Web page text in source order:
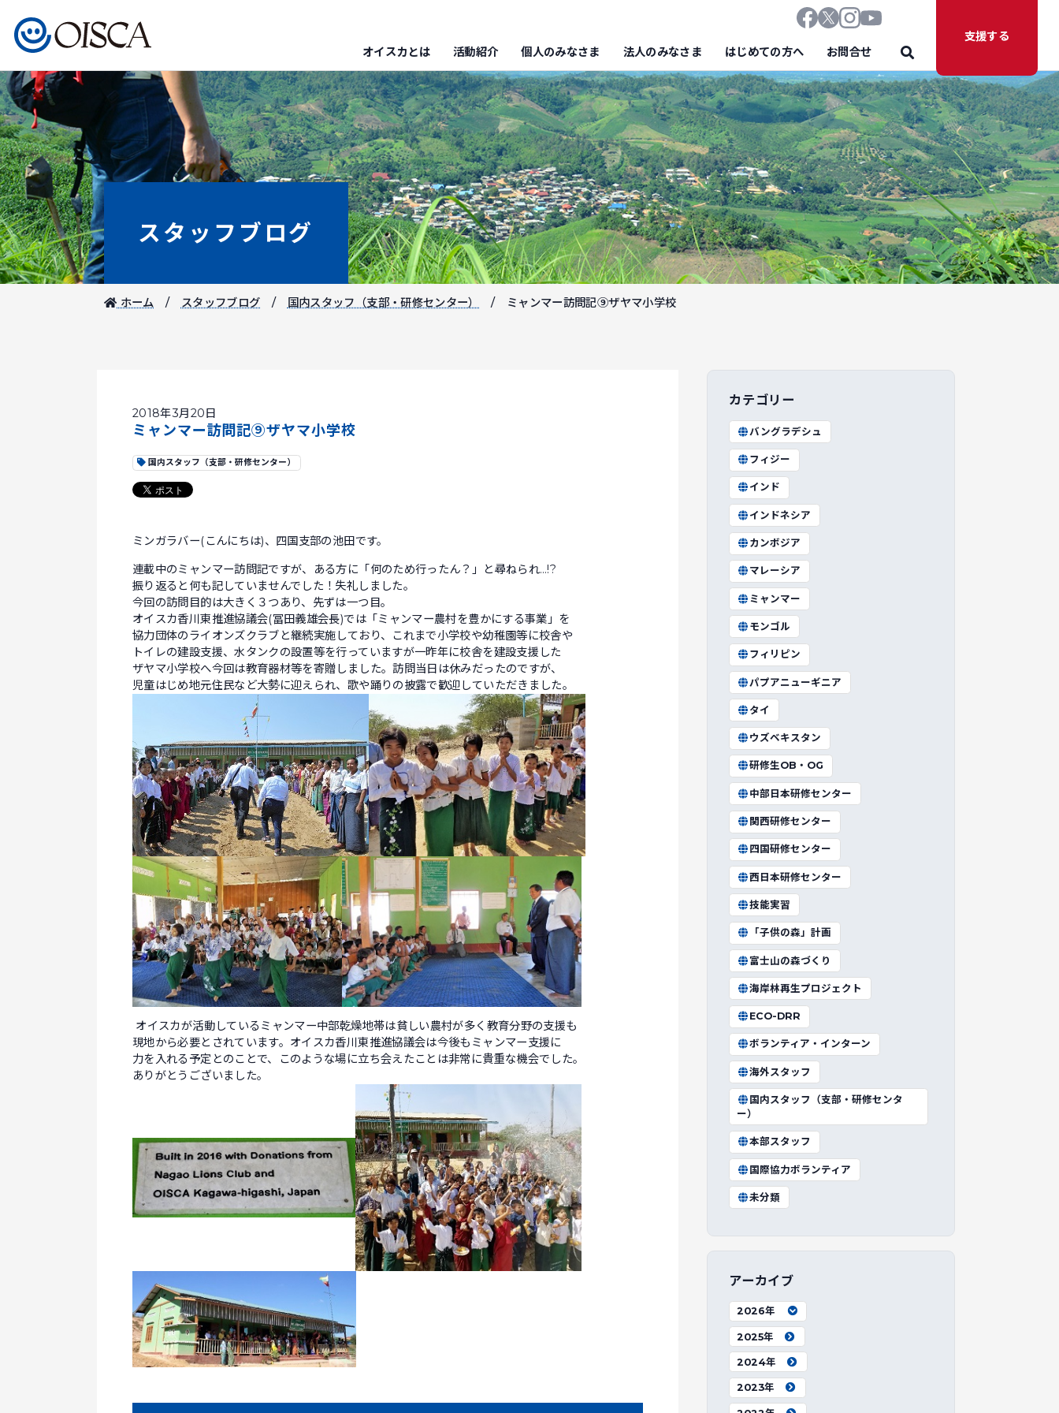
オイスカとは 活動紹介 個人のみなさま 法人のみなさま はじめての方へ お問合せ
支援する
スタッフブログ
ホーム スタッフブログ 国内スタッフ（支部・研修センター） ミャンマー訪問記⑨ザヤマ小学校
2018年3月20日
ミャンマー訪問記⑨ザヤマ小学校
国内スタッフ（支部・研修センター）
ミンガラバー(こんにちは)、四国支部の池田です。
連載中のミャンマー訪問記ですが、ある方に「何のため行ったん？」と尋ねられ…!?
振り返ると何も記していませんでした！失礼しました。
今回の訪問目的は大きく３つあり、先ずは一つ目。
オイスカ香川東推進協議会(冨田義雄会長)では「ミャンマー農村を豊かにする事業」を
協力団体のライオンズクラブと継続実施しており、これまで小学校や幼稚園等に校舎や
トイレの建設支援、水タンクの設置等を行っていますが一昨年に校舎を建設支援した
ザヤマ小学校へ今回は教育器材等を寄贈しました。訪問当日は休みだったのですが、
児童はじめ地元住民など大勢に迎えられ、歌や踊りの披露で歓迎していただきました。
オイスカが活動しているミャンマー中部乾燥地帯は貧しい農村が多く教育分野の支援も
現地から必要とされています。オイスカ香川東推進協議会は今後もミャンマー支援に
力を入れる予定とのことで、このような場に立ち会えたことは非常に貴重な機会でした。
ありがとうございました。
カテゴリー
バングラデシュ
フィジー
インド
インドネシア
カンボジア
マレーシア
ミャンマー
モンゴル
フィリピン
パプアニューギニア
タイ
ウズベキスタン
研修生OB・OG
中部日本研修センター
関西研修センター
四国研修センター
西日本研修センター
技能実習
「子供の森」計画
富士山の森づくり
海岸林再生プロジェクト
ECO-DRR
ボランティア・インターン
海外スタッフ
国内スタッフ（支部・研修センタ
ー）
本部スタッフ
国際協力ボランティア
未分類
アーカイブ
2026年
2025年
2024年
2023年